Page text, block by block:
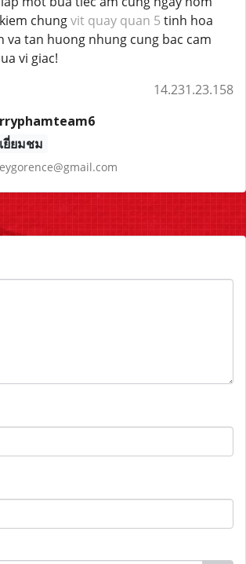
chungvit quay quan 5 tinh hoa
va tan huong nhung cung bac cam
vi giac!
14.231.23.158
ยี่ยมชม